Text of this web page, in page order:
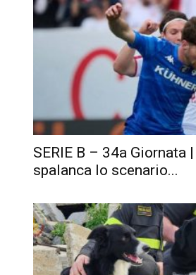
SERIE B – 34a Giornata
spalanca lo scenario...